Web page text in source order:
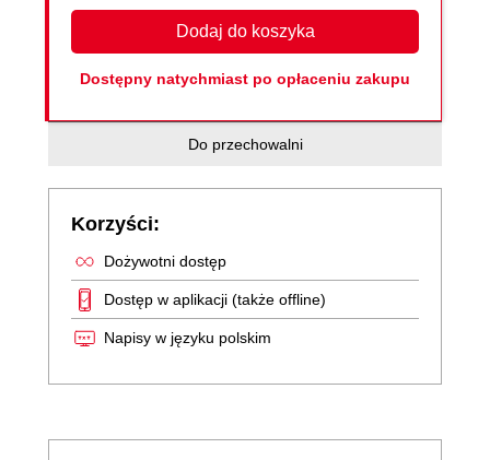
Dodaj do koszyka
Dostępny natychmiast po opłaceniu zakupu
Do przechowalni
Korzyści:
Dożywotni dostęp
Dostęp w aplikacji (także offline)
Napisy w języku polskim